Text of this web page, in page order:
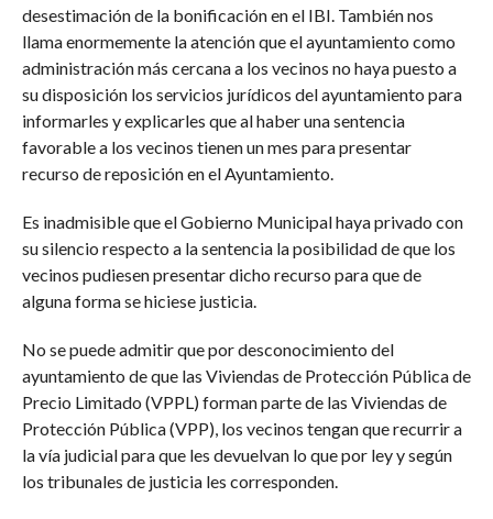
desestimación de la bonificación en el IBI. También nos
llama enormemente la atención que el ayuntamiento como
administración más cercana a los vecinos no haya puesto a
su disposición los servicios jurídicos del ayuntamiento para
informarles y explicarles que al haber una sentencia
favorable a los vecinos tienen un mes para presentar
recurso de reposición en el Ayuntamiento.
Es inadmisible que el Gobierno Municipal haya privado con
su silencio respecto a la sentencia la posibilidad de que los
vecinos pudiesen presentar dicho recurso para que de
alguna forma se hiciese justicia.
No se puede admitir que por desconocimiento del
ayuntamiento de que las Viviendas de Protección Pública de
Precio Limitado (VPPL) forman parte de las Viviendas de
Protección Pública (VPP), los vecinos tengan que recurrir a
la vía judicial para que les devuelvan lo que por ley y según
los tribunales de justicia les corresponden.